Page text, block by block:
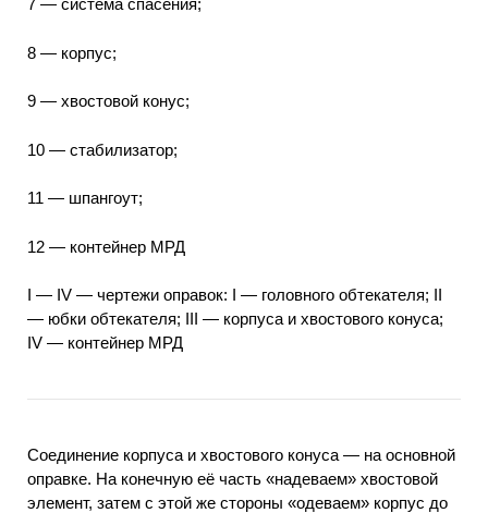
7 — система спасения;
8 — корпус;
9 — хвостовой конус;
10 — стабилизатор;
11 — шпангоут;
12 — контейнер МРД
I — IV — чертежи оправок: I — головного обтекателя; II
— юбки обтекателя; III — корпуса и хвостового конуса;
IV — контейнер МРД
Соединение корпуса и хвостового конуса — на основной
оправке. На конечную её часть «надеваем» хвостовой
элемент, затем с этой же стороны «одеваем» корпус до